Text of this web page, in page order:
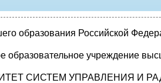
образования Российской
образовательное учреждение
СИСТЕМ УПРАВЛЕНИЯ И